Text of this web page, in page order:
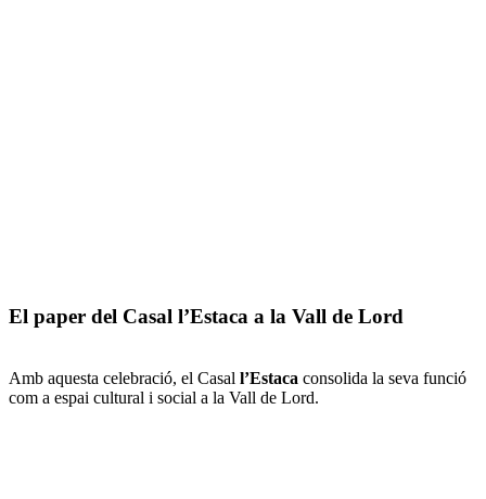
El paper del Casal l’Estaca a la Vall de Lord
Amb aquesta celebració, el Casal l’Estaca consolida la seva funció
com a espai cultural i social a la Vall de Lord.